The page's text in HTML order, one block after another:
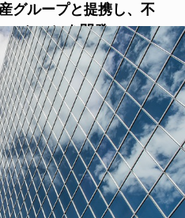
グループと提携し、不
ーションを開発